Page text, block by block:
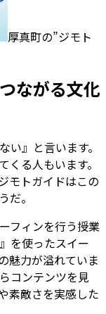
厚真町の”ジモト
ながる文化
い』と言います。
る人もいます。
モトガイドはこの
だ。
フィンを行う授業
を使ったスイー
魅力が溢れていま
コンテンツを見
素敵さを実感した